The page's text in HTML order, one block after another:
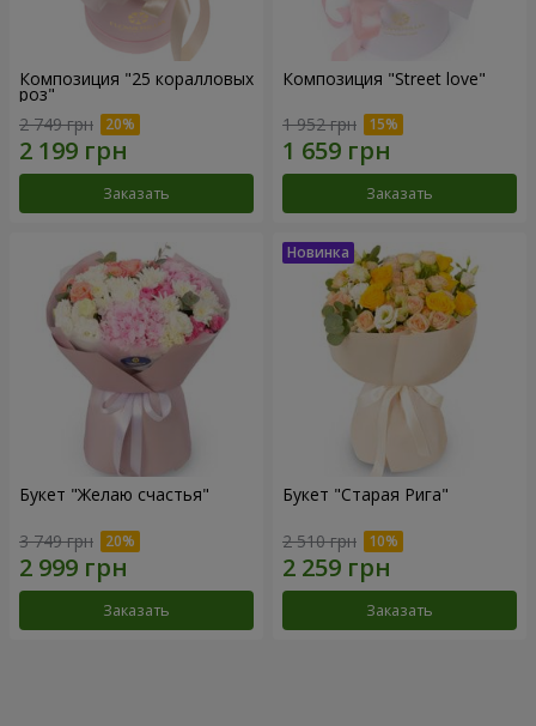
Композиция "25 коралловых
роз"
2 749 грн
Заказать
Композиция "Street love"
1 952 грн
Заказать
Букет "Желаю счастья"
3 749 грн
Заказать
Букет "Старая Рига"
2 510 грн
Заказать